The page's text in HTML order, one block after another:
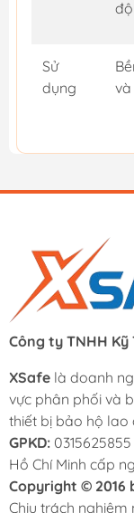
Sử
dụng
và
Công ty TNHH Kỹ
XSafe là doanh
vực phân phối và
thiết bị bảo hộ lao
GPKD:
Hồ Chí Minh cấp
Copyright © 2016
Chịu trách nghiệm